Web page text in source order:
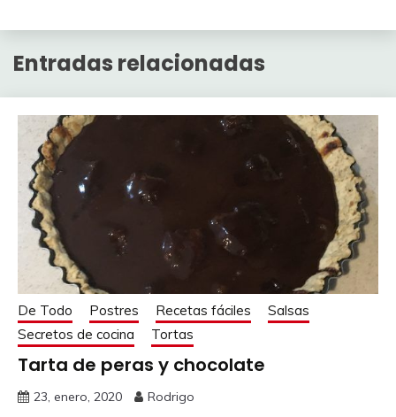
Entradas relacionadas
De Todo Postres Recetas fáciles
Salsas
Secretos de cocina
Tortas
Tarta de peras y chocolate
23, enero, 2020 Rodrigo